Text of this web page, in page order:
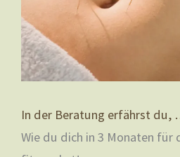
In der Beratung erfährst du,
Wie du dich in 3 Monaten für